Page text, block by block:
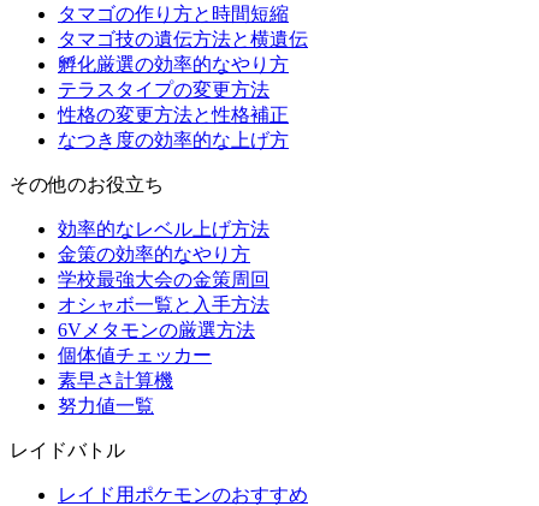
タマゴの作り方と時間短縮
タマゴ技の遺伝方法と横遺伝
孵化厳選の効率的なやり方
テラスタイプの変更方法
性格の変更方法と性格補正
なつき度の効率的な上げ方
その他のお役立ち
効率的なレベル上げ方法
金策の効率的なやり方
学校最強大会の金策周回
オシャボ一覧と入手方法
6Vメタモンの厳選方法
個体値チェッカー
素早さ計算機
努力値一覧
レイドバトル
レイド用ポケモンのおすすめ